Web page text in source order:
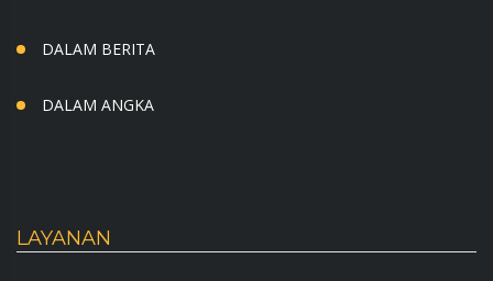
DALAM BERITA
DALAM ANGKA
LAYANAN